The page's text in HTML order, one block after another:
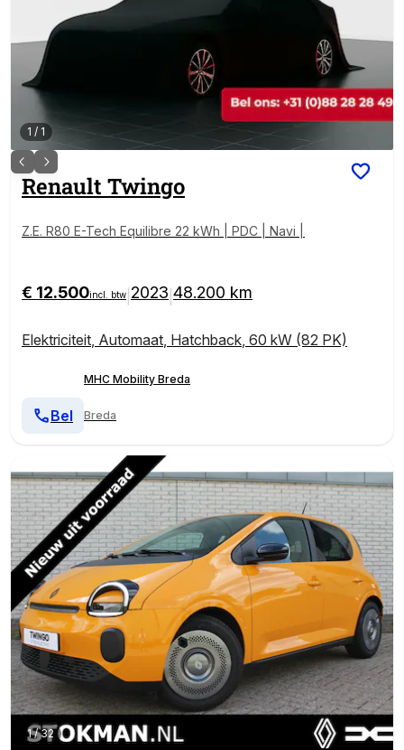
1 / 1
Renault Twingo
Z.E. R80 E-Tech Equilibre 22 kWh | PDC | Navi |
€ 12.500incl. btw 2023 48.200 km
Elektriciteit, Automaat, Hatchback, 60 kW (82 PK)
MHC Mobility Breda
Breda
Bel
1/32